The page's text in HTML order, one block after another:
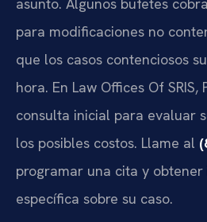
para modificaciones no
que los casos contenciosos
hora. En Law Offices Of SRIS,
consulta inicial para evaluar
los posibles costos. Llame al
programar una cita y
específica sobre su caso.